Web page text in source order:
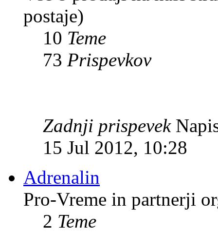
postaje)
10 Teme
73 Prispevkov
Zadnji prispevek
15 Jul 2012, 10:28
Adrenalin
Pro-Vreme in partnerji
2 Teme